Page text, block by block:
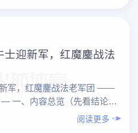
士迎新军，红魔鏖战法
军，红魔鏖战法老军团 ——
）
士（西班牙） vs ……阅读更多